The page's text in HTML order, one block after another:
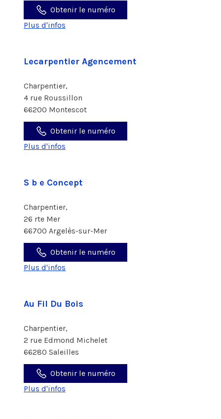
Obtenir le numéro
Plus d'infos
Lecarpentier Agencement
Charpentier,
4 rue Roussillon
66200 Montescot
Obtenir le numéro
Plus d'infos
S b e Concept
Charpentier,
26 rte Mer
66700 Argelès-sur-Mer
Obtenir le numéro
Plus d'infos
Au Fil Du Bois
Charpentier,
2 rue Edmond Michelet
66280 Saleilles
Obtenir le numéro
Plus d'infos